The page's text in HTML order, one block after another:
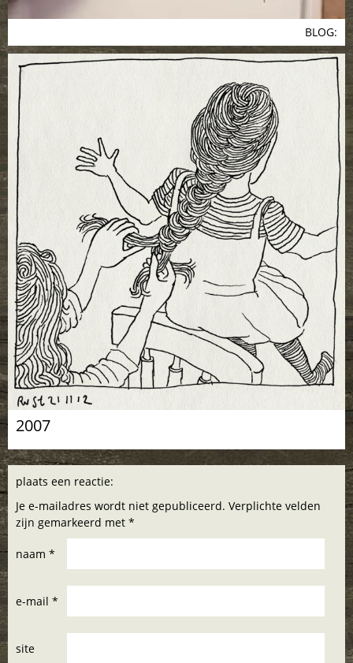
BLOG:
2007
plaats een reactie:
Je e-mailadres wordt niet gepubliceerd. Verplichte velden
zijn gemarkeerd met *
naam *
e-mail *
site